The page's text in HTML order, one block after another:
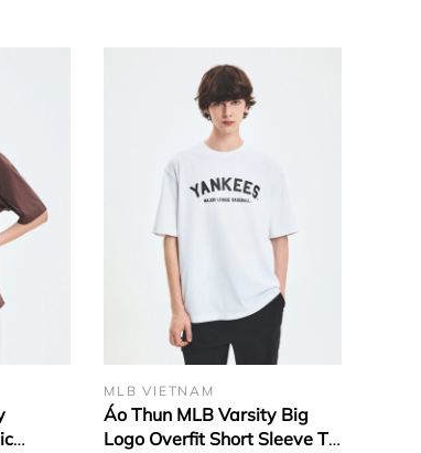
MLB VIETNAM
Áo Thun MLB Varsity Big
Logo Overfit Short Sleeve T-